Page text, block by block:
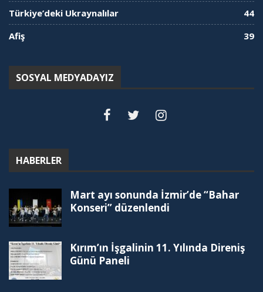
Türkiye’deki Ukraynalılar
44
Afiş
39
SOSYAL MEDYADAYIZ
HABERLER
Mart ayı sonunda İzmir’de “Bahar
Konseri” düzenlendi
Kırım’ın İşgalinin 11. Yılında Direniş
Günü Paneli